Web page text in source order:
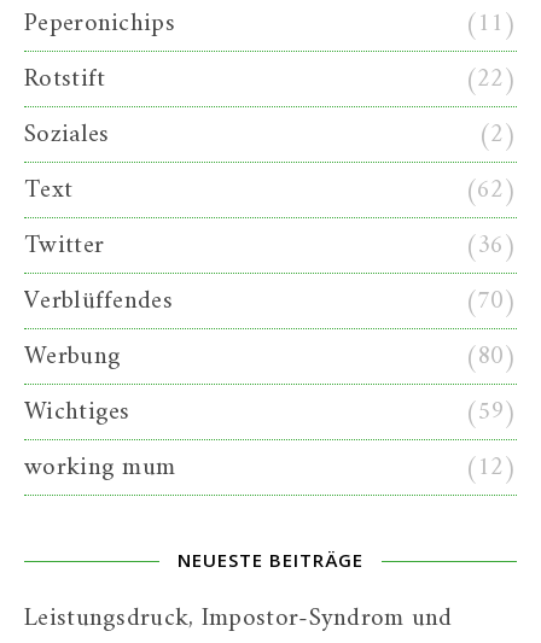
Peperonichips
(11)
Rotstift
(22)
Soziales
(2)
Text
(62)
Twitter
(36)
Verblüffendes
(70)
Werbung
(80)
Wichtiges
(59)
working mum
(12)
NEUESTE BEITRÄGE
Leistungsdruck, Impostor-Syndrom und